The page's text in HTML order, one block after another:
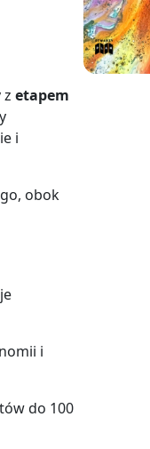
zetapem
i
obok
i
do 100